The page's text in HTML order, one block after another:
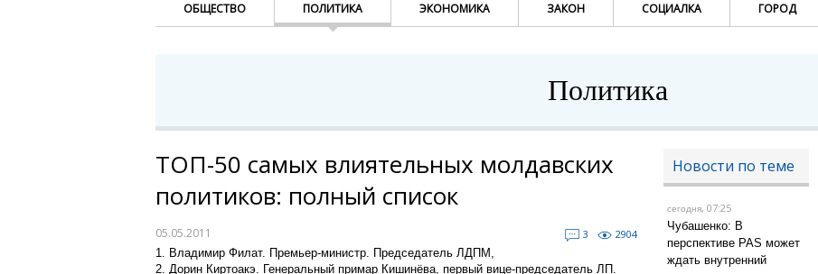
ОБЩЕСТВО ПОЛИТИКА ЭКОНОМИКА ЗАКОН СОЦИАЛКА ГОРОД
Политика
ТОП-50 самых влиятельных молдавских
политиков: полный список
05.05.2011 3
2904
1. Владимир Филат. Премьер-министр. Председатель ЛДПМ,
2. Дорин Киртоакэ. Генеральный примар Кишинёва, первый вице-председатель ЛП.
Новости по теме
сегодня, 07:25
Чубашенко: В
перспективе PAS может
ждать внутренний